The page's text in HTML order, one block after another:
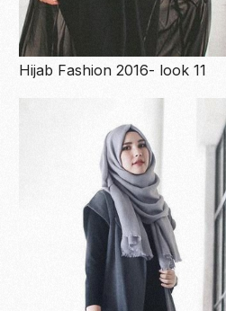
Hijab Fashion 2016- look 11